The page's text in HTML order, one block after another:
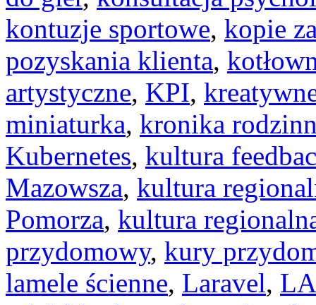
kontuzje sportowe, kopie
pozyskania klienta,
artystyczne, KPI,
miniaturka, kronika
Kubernetes, kultura
Mazowsza, kultura
Pomorza, kultura
przydomowy, kury
lamele ścienne, Laravel,